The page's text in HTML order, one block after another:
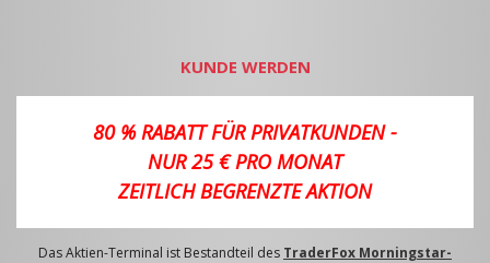
KUNDE WERDEN
80 % RABATT FÜR PRIVATKUNDEN -
NUR 25 € PRO MONAT
ZEITLICH BEGRENZTE AKTION
Das Aktien-Terminal ist Bestandteil des TraderFox Morningstar-